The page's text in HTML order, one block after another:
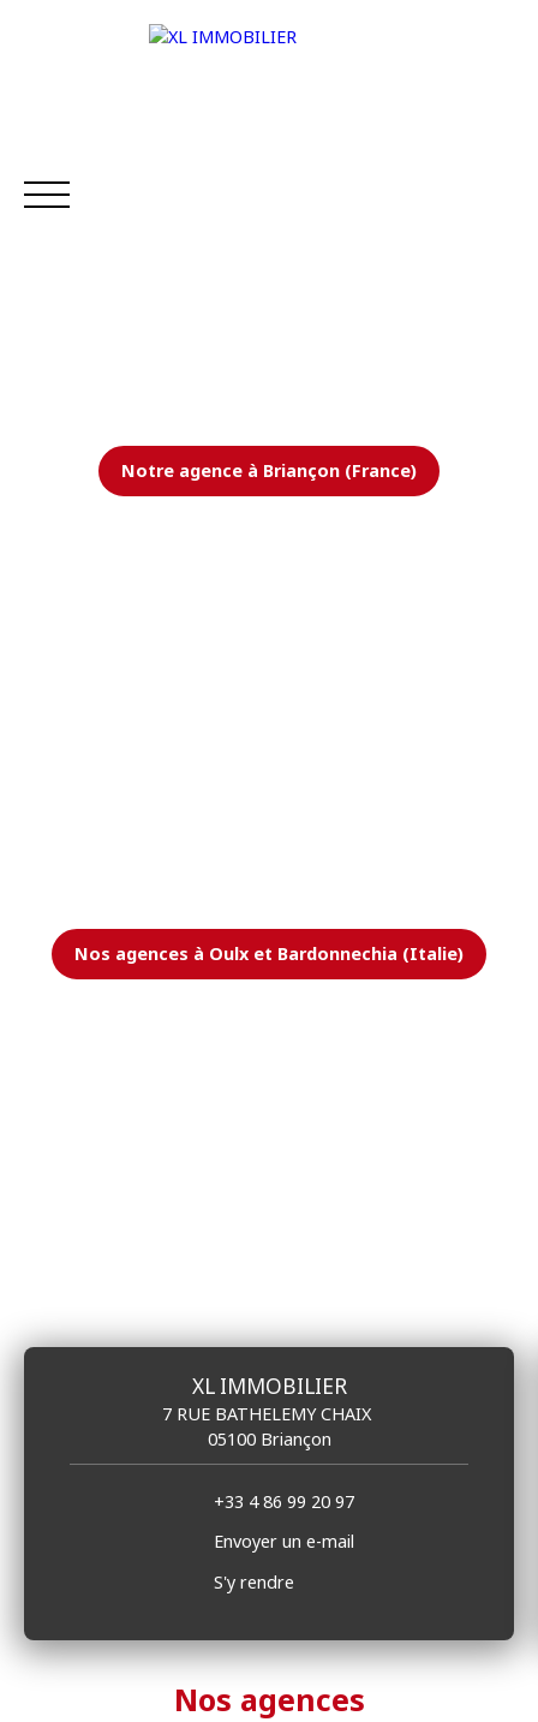
Estimation
Notre agence à Briançon (France)
Nos agences à Oulx et Bardonnechia (Italie)
XL IMMOBILIER
7 RUE BATHELEMY CHAIX
05100 Briançon
+33 4 86 99 20 97
Envoyer un e-mail
S'y rendre
Nos agences